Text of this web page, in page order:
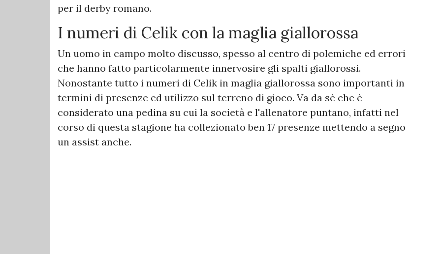
per il derby romano.
I numeri di Celik con la maglia giallorossa
Un uomo in campo molto discusso, spesso al centro di polemiche ed errori
che hanno fatto particolarmente innervosire gli spalti giallorossi.
Nonostante tutto i numeri di Celik in maglia giallorossa sono importanti in
termini di presenze ed utilizzo sul terreno di gioco. Va da sè che è
considerato una pedina su cui la società e l'allenatore puntano, infatti nel
corso di questa stagione ha collezionato ben 17 presenze mettendo a segno
un assist anche.